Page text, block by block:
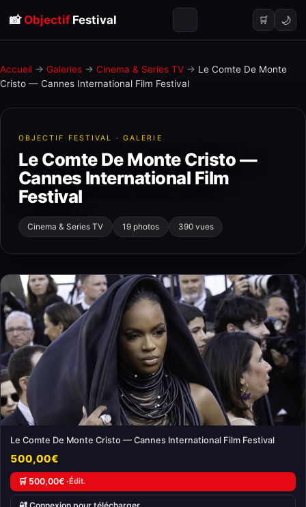
📸 ObjectifFestival 🛒 🌙
Accueil → Galeries → Cinema & Series TV → Le Comte De Monte
Cristo — Cannes International Film Festival
OBJECTIF FESTIVAL · GALERIE
Le Comte De Monte Cristo —
Cannes International Film
Festival
Cinema & Series TV 19 photos 390 vues
Le Comte De Monte Cristo — Cannes International Film Festival
500,00€
🛒 500,00€ ·Édit.